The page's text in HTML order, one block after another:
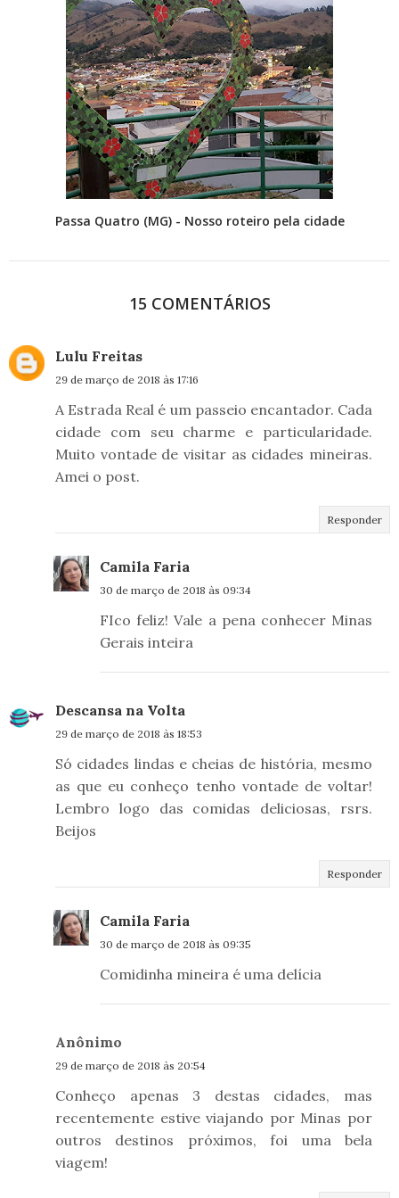
Passa Quatro (MG) - Nosso roteiro pela cidade
15 COMENTÁRIOS
Lulu Freitas
29 de março de 2018 às 17:16
A Estrada Real é um passeio encantador. Cada
cidade com seu charme e particularidade.
Muito vontade de visitar as cidades mineiras.
Amei o post.
Responder
Camila Faria
30 de março de 2018 às 09:34
FIco feliz! Vale a pena conhecer Minas
Gerais inteira
Descansa na Volta
29 de março de 2018 às 18:53
Só cidades lindas e cheias de história, mesmo
as que eu conheço tenho vontade de voltar!
Lembro logo das comidas deliciosas, rsrs.
Beijos
Responder
Camila Faria
30 de março de 2018 às 09:35
Comidinha mineira é uma delícia
Anônimo
29 de março de 2018 às 20:54
Conheço apenas 3 destas cidades, mas
recentemente estive viajando por Minas por
outros destinos próximos, foi uma bela
viagem!